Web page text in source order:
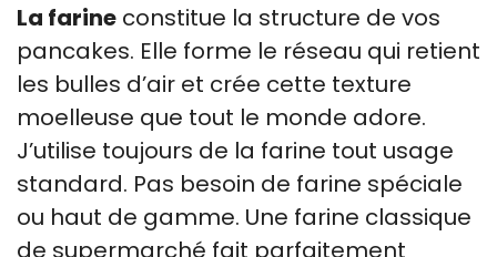
La farine constitue la structure de vos
pancakes. Elle forme le réseau qui retient
les bulles d’air et crée cette texture
moelleuse que tout le monde adore.
J’utilise toujours de la farine tout usage
standard. Pas besoin de farine spéciale
ou haut de gamme. Une farine classique
de supermarché fait parfaitement